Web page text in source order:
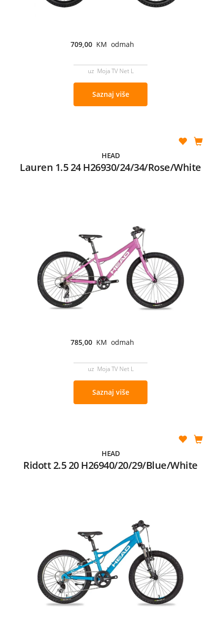
709,00 KM odmah
uz Moja TV Net L
Saznaj više
HEAD
Lauren 1.5 24 H26930/24/34/Rose/White
785,00 KM odmah
uz Moja TV Net L
Saznaj više
HEAD
Ridott 2.5 20 H26940/20/29/Blue/White